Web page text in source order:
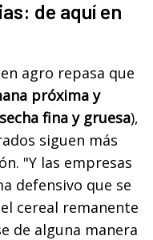
de aquí en
agro repasa que
próxima y
fina y gruesa),
siguen más
"Y las empresas
defensivo que se
cereal remanente
de alguna manera